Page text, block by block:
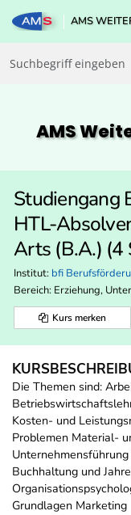
AMS
AMS
Studiengang
HTL-
Arts (B.A.) (4
Institut: bfi
Bereich: Erziehung,
Kurs merken
Die Themen sind:
Kosten- und
Problemen Material-
Buchhaltung und
Grundlagen Marketing